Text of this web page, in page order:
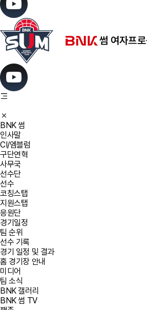
BNK 썸
인사말
CI/엠블럼
구단연혁
사무국
선수단
선수
코칭스탭
지원스탭
응원단
경기일정
팀 순위
선수 기록
경기 일정 및 결과
홈 경기장 안내
미디어
팀 소식
BNK 갤러리
BNK 썸 TV